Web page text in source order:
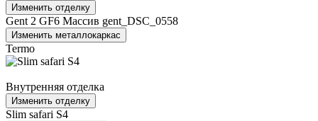
Изменить отделку
Gent 2 GF6 Массив gent_DSC_0558
Изменить металлокаркас
Termo
Внутренняя отделка
Изменить отделку
Slim safari S4